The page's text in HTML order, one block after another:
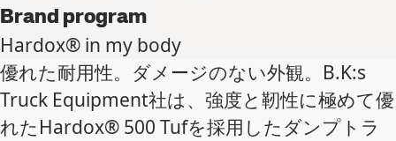
Brand program
Hardox® in my body
優れた耐用性。ダメージのない外観。B.K:s
Truck Equipment社は、強度と靭性に極めて優
れたHardox® 500 Tufを採用したダンプトラ